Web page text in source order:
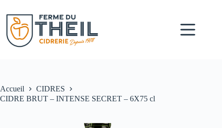
Accueil
CIDRES
CIDRE BRUT – INTENSE SECRET – 6X75 cl